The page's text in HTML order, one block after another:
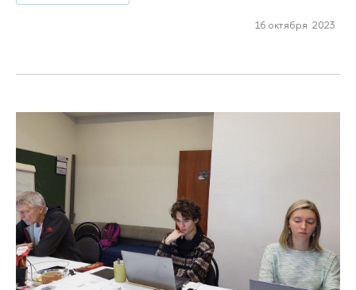
16 октября 2023